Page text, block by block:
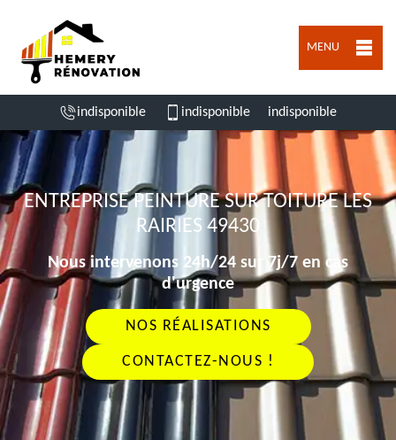
MENU
indisponible indisponible indisponible
ENTREPRISE PEINTURE SUR TOITURE LES
RAIRIES 49430
Nous intervenons 24h/24 sur 7j/7 en cas
d'urgence
NOS RÉALISATIONS
CONTACTEZ-NOUS !